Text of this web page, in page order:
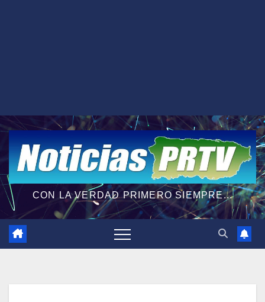
CON LA VERDAD PRIMERO SIEMPRE...